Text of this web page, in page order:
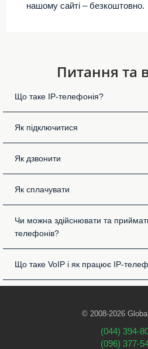
нашому сайті – безкоштовно.
Питання та
Що таке IP-телефонія?
Як підключитися
Як дзвонити
Як сплачувати
Чи можна здійснювати та
телефонів?
Що таке VoIP і як працює IP-
© 2008-2026
(044) 394-
(096) 377-